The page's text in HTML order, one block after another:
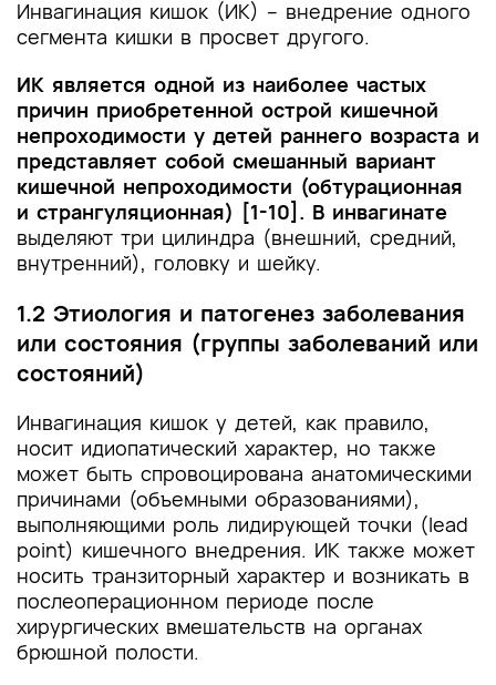
Инвагинация кишок (ИК) – внедрение одного
сегмента кишки в просвет другого.
ИК является одной из наиболее частых
причин приобретенной острой кишечной
непроходимости у детей раннего возраста и
представляет собой смешанный вариант
кишечной непроходимости (обтурационная
и странгуляционная) [1-10]. В инвагинате
выделяют три цилиндра (внешний, средний,
внутренний), головку и шейку.
1.2 Этиология и патогенез заболевания
или состояния (группы заболеваний или
состояний)
Инвагинация кишок у детей, как правило,
носит идиопатический характер, но также
может быть спровоцирована анатомическими
причинами (объемными образованиями),
выполняющими роль лидирующей точки (lead
point) кишечного внедрения. ИК также может
носить транзиторный характер и возникать в
послеоперационном периоде после
хирургических вмешательств на органах
брюшной полости.